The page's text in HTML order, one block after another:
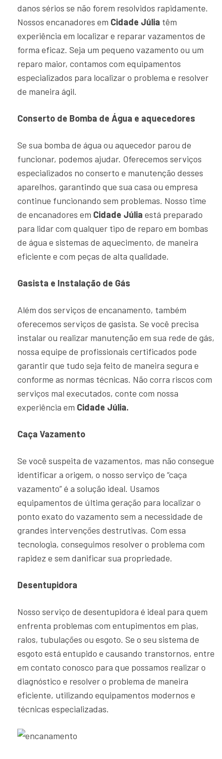
danos sérios se não forem resolvidos rapidamente.
Nossos encanadores em Cidade Júlia têm
experiência em localizar e reparar vazamentos de
forma eficaz. Seja um pequeno vazamento ou um
reparo maior, contamos com equipamentos
especializados para localizar o problema e resolver
de maneira ágil.
Conserto de Bomba de Água e aquecedores
Se sua bomba de água ou aquecedor parou de
funcionar, podemos ajudar. Oferecemos serviços
especializados no conserto e manutenção desses
aparelhos, garantindo que sua casa ou empresa
continue funcionando sem problemas. Nosso time
de encanadores em Cidade Júlia está preparado
para lidar com qualquer tipo de reparo em bombas
de água e sistemas de aquecimento, de maneira
eficiente e com peças de alta qualidade.
Gasista e Instalação de Gás
Além dos serviços de encanamento, também
oferecemos serviços de gasista. Se você precisa
instalar ou realizar manutenção em sua rede de gás,
nossa equipe de profissionais certificados pode
garantir que tudo seja feito de maneira segura e
conforme as normas técnicas. Não corra riscos com
serviços mal executados, conte com nossa
experiência em Cidade Júlia.
Caça Vazamento
Se você suspeita de vazamentos, mas não consegue
identificar a origem, o nosso serviço de “caça
vazamento” é a solução ideal. Usamos
equipamentos de última geração para localizar o
ponto exato do vazamento sem a necessidade de
grandes intervenções destrutivas. Com essa
tecnologia, conseguimos resolver o problema com
rapidez e sem danificar sua propriedade.
Desentupidora
Nosso serviço de desentupidora é ideal para quem
enfrenta problemas com entupimentos em pias,
ralos, tubulações ou esgoto. Se o seu sistema de
esgoto está entupido e causando transtornos, entre
em contato conosco para que possamos realizar o
diagnóstico e resolver o problema de maneira
eficiente, utilizando equipamentos modernos e
técnicas especializadas.